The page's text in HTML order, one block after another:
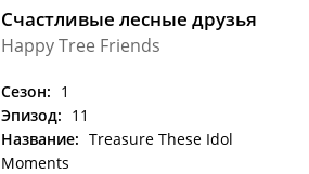
Счастливые лесные друзья
Happy Tree Friends
Сезон: 1
Эпизод: 11
Название: Treasure These Idol
Moments